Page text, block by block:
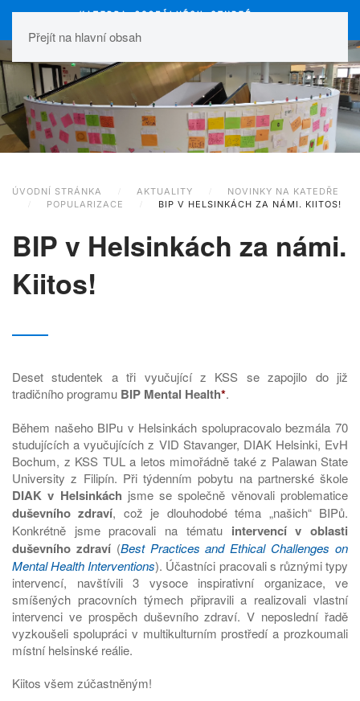
Přejít na hlavní obsah
ÚVODNÍ STRÁNKA AKTUALITY
NOVINKY NA KATEDŘE
POPULARIZACE
BIP V HELSINKÁCH ZA NÁMI. KIITOS!
BIP v Helsinkách za námi.
Kiitos!
Deset studentek a tři vyučující z KSS se zapojilo do již
tradičního programu BIP Mental Health*.
Během našeho BIPu v Helsinkách spolupracovalo bezmála 70
studujících a vyučujících z VID Stavanger, DIAK Helsinki, EvH
Bochum, z KSS TUL a letos mimořádně také z Palawan State
University z Filipín. Při týdenním pobytu na partnerské škole
DIAK v Helsinkách jsme se společně věnovali problematice
duševního zdraví, což je dlouhodobé téma „našich“ BIPů.
Konkrétně jsme pracovali na tématu intervencí v oblasti
duševního zdraví(Best Practices and Ethical Challenges on
Mental Health Interventions). Účastníci pracovali s různými typy
intervencí, navštívili 3 vysoce inspirativní organizace, ve
smíšených pracovních týmech připravili a realizovali vlastní
intervenci ve prospěch duševního zdraví. V neposlední řadě
vyzkoušeli spolupráci v multikulturním prostředí a prozkoumali
místní helsinské reálie.
Kiitos všem zúčastněným!